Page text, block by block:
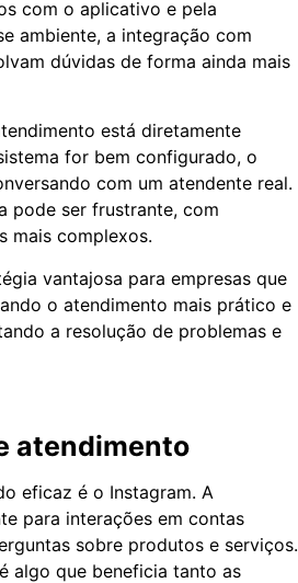
com o aplicativo e pela
ambiente, a integração com
dúvidas de forma ainda mais
está diretamente
for bem configurado, o
com um atendente real.
pode ser frustrante, com
mais complexos.
vantajosa para empresas que
o atendimento mais prático e
a resolução de problemas e
atendimento
eficaz é o Instagram. A
para interações em contas
sobre produtos e serviços.
algo que beneficia tanto as